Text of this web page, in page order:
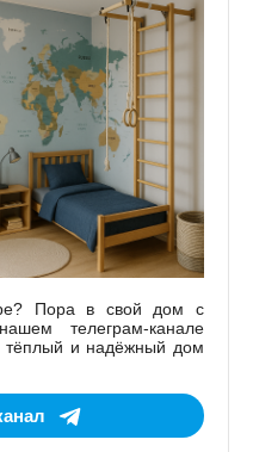
Пора в свой дом с
телеграм-канале
тёплый и надёжный дом